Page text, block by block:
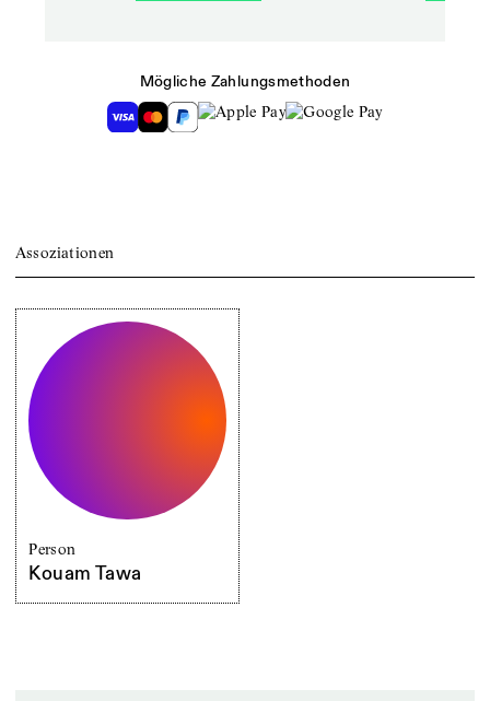
Mögliche Zahlungsmethoden
Assoziationen
Person
Kouam Tawa